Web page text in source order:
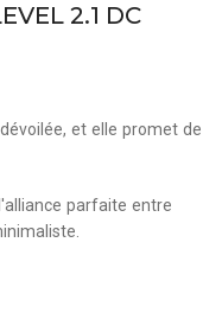
2.1 DC
et elle promet de
parfaite entre